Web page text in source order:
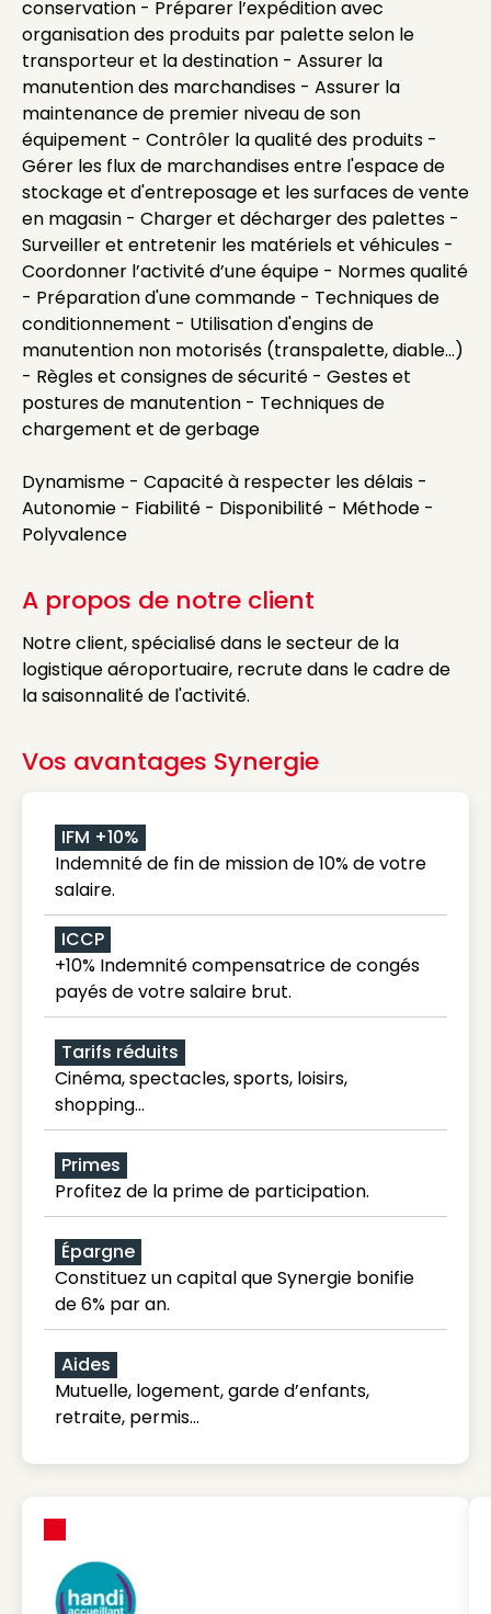
conservation - Préparer l’expédition avec
organisation des produits par palette selon le
transporteur et la destination - Assurer la
manutention des marchandises - Assurer la
maintenance de premier niveau de son
équipement - Contrôler la qualité des produits -
Gérer les flux de marchandises entre l'espace de
stockage et d'entreposage et les surfaces de vente
en magasin - Charger et décharger des palettes -
Surveiller et entretenir les matériels et véhicules -
Coordonner l’activité d’une équipe - Normes qualité
- Préparation d'une commande - Techniques de
conditionnement - Utilisation d'engins de
manutention non motorisés (transpalette, diable...)
- Règles et consignes de sécurité - Gestes et
postures de manutention - Techniques de
chargement et de gerbage
Dynamisme - Capacité à respecter les délais -
Autonomie - Fiabilité - Disponibilité - Méthode -
Polyvalence
A propos de notre client
Notre client, spécialisé dans le secteur de la
logistique aéroportuaire, recrute dans le cadre de
la saisonnalité de l'activité.
Vos avantages Synergie
IFM +10%
Indemnité de fin de mission de 10% de votre
salaire.
ICCP
+10% Indemnité compensatrice de congés
payés de votre salaire brut.
Tarifs réduits
Cinéma, spectacles, sports, loisirs,
shopping...
Primes
Profitez de la prime de participation.
Épargne
Constituez un capital que Synergie bonifie
de 6% par an.
Aides
Mutuelle, logement, garde d’enfants,
retraite, permis…